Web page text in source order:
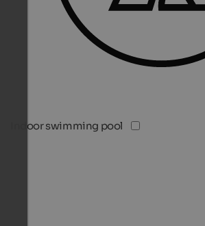
Indoor swimming pool